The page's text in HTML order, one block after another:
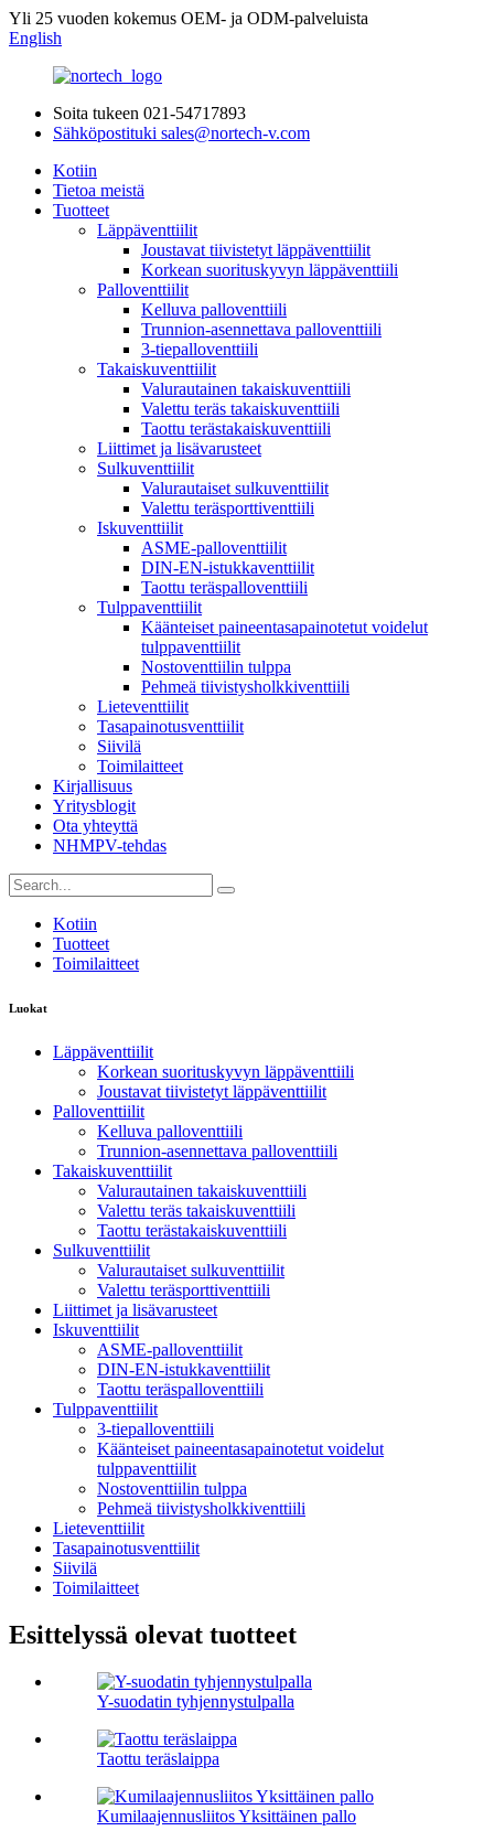
Yli 25 vuoden kokemus OEM- ja ODM-palveluista
English
Soita tukeen 021-54717893
Sähköpostituki sales@nortech-v.com
Kotiin
Tietoa meistä
Tuotteet
Läppäventtiilit
Joustavat tiivistetyt läppäventtiilit
Korkean suorituskyvyn läppäventtiili
Palloventtiilit
Kelluva palloventtiili
Trunnion-asennettava palloventtiili
3-tiepalloventtiili
Takaiskuventtiilit
Valurautainen takaiskuventtiili
Valettu teräs takaiskuventtiili
Taottu terästakaiskuventtiili
Liittimet ja lisävarusteet
Sulkuventtiilit
Valurautaiset sulkuventtiilit
Valettu teräsporttiventtiili
Iskuventtiilit
ASME-palloventtiilit
DIN-EN-istukkaventtiilit
Taottu teräspalloventtiili
Tulppaventtiilit
Käänteiset paineentasapainotetut voidelut
tulppaventtiilit
Nostoventtiilin tulppa
Pehmeä tiivistysholkkiventtiili
Lieteventtiilit
Tasapainotusventtiilit
Siivilä
Toimilaitteet
Kirjallisuus
Yritysblogit
Ota yhteyttä
NHMPV-tehdas
Kotiin
Tuotteet
Toimilaitteet
Luokat
Läppäventtiilit
Korkean suorituskyvyn läppäventtiili
Joustavat tiivistetyt läppäventtiilit
Palloventtiilit
Kelluva palloventtiili
Trunnion-asennettava palloventtiili
Takaiskuventtiilit
Valurautainen takaiskuventtiili
Valettu teräs takaiskuventtiili
Taottu terästakaiskuventtiili
Sulkuventtiilit
Valurautaiset sulkuventtiilit
Valettu teräsporttiventtiili
Liittimet ja lisävarusteet
Iskuventtiilit
ASME-palloventtiilit
DIN-EN-istukkaventtiilit
Taottu teräspalloventtiili
Tulppaventtiilit
3-tiepalloventtiili
Käänteiset paineentasapainotetut voidelut
tulppaventtiilit
Nostoventtiilin tulppa
Pehmeä tiivistysholkkiventtiili
Lieteventtiilit
Tasapainotusventtiilit
Siivilä
Toimilaitteet
Esittelyssä olevat tuotteet
Y-suodatin tyhjennystulpalla
Taottu teräslaippa
Kumilaajennusliitos Yksittäinen pallo